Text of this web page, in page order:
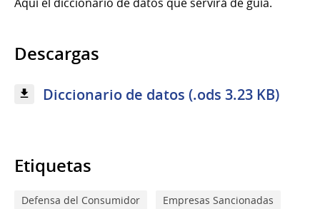
Descargas
Diccionario de datos (.ods 3.23 KB)
Etiquetas
Defensa del Consumidor
Empresas Sancionadas